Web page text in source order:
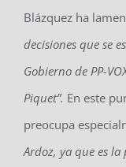
Blázquez ha
decisiones que se
Gobierno de PP-
Piquet”. En este
preocupa
Ardoz, ya que es